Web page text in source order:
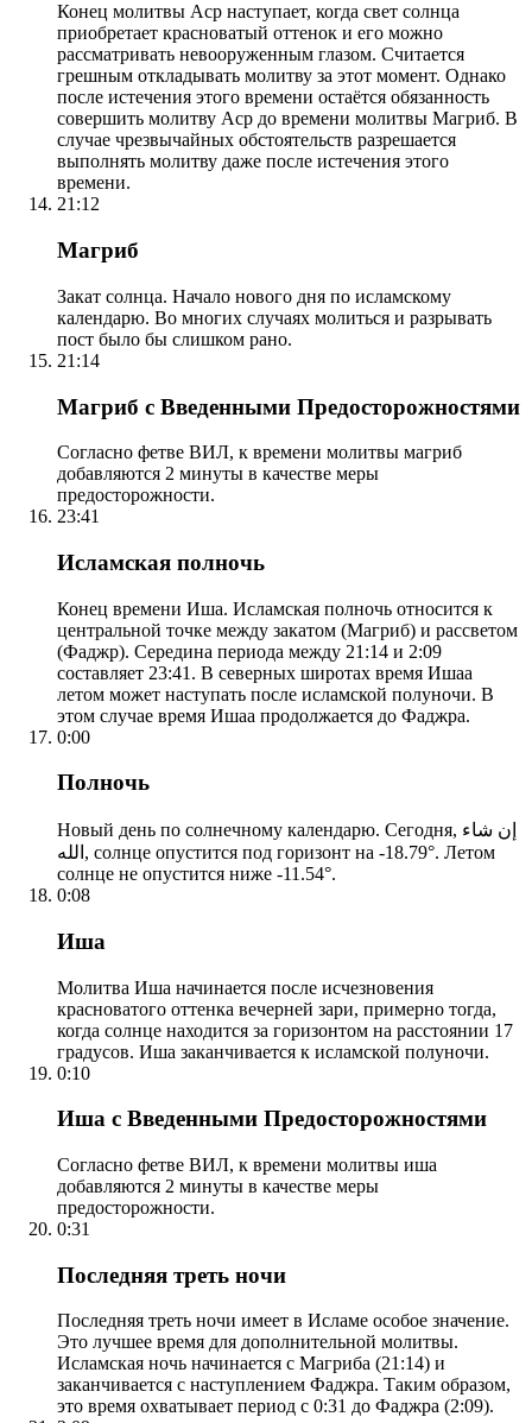
Конец молитвы Аср наступает, когда свет солнца
приобретает красноватый оттенок и его можно
рассматривать невооруженным глазом. Считается
грешным откладывать молитву за этот момент. Однако
после истечения этого времени остаётся обязанность
совершить молитву Аср до времени молитвы Магриб. В
случае чрезвычайных обстоятельств разрешается
выполнять молитву даже после истечения этого
времени.
21:12
Магриб
Закат солнца. Начало нового дня по исламскому
календарю. Во многих случаях молиться и разрывать
пост было бы слишком рано.
21:14
Магриб с Введенными Предосторожностями
Согласно фетве ВИЛ, к времени молитвы магриб
добавляются 2 минуты в качестве меры
предосторожности.
23:41
Исламская полночь
Конец времени Иша. Исламская полночь относится к
центральной точке между закатом (Магриб) и рассветом
(Фаджр). Середина периода между 21:14 и 2:09
составляет 23:41. В северных широтах время Ишаа
летом может наступать после исламской полуночи. В
этом случае время Ишаа продолжается до Фаджра.
0:00
Полночь
Новый день по солнечному календарю. Сегодня, إن شاء
الله, солнце опустится под горизонт на -18.79°. Летом
солнце не опустится ниже -11.54°.
0:08
Иша
Молитва Иша начинается после исчезновения
красноватого оттенка вечерней зари, примерно тогда,
когда солнце находится за горизонтом на расстоянии 17
градусов. Иша заканчивается к исламской полуночи.
0:10
Иша с Введенными Предосторожностями
Согласно фетве ВИЛ, к времени молитвы иша
добавляются 2 минуты в качестве меры
предосторожности.
0:31
Последняя треть ночи
Последняя треть ночи имеет в Исламе особое значение.
Это лучшее время для дополнительной молитвы.
Исламская ночь начинается с Магриба (21:14) и
заканчивается с наступлением Фаджра. Таким образом,
это время охватывает период с 0:31 до Фаджра (2:09).